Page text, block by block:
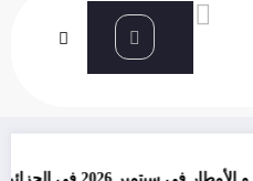
3
المخيمات الصيفية استقبلت 33 ألف طفل من ولايات الجنوب